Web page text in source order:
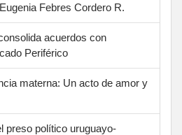
Febres Cordero R.
acuerdos con
Periférico
materna: Un acto de amor y
preso político uruguayo-